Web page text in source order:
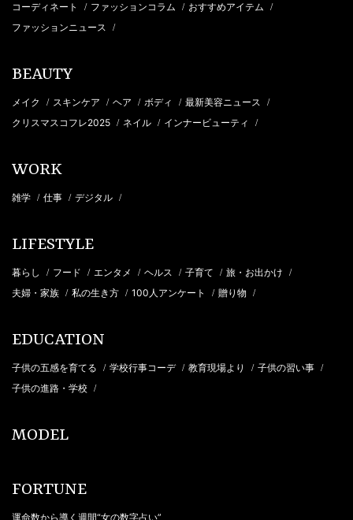
コーディネート / ファッションコラム / おすすめアイテム /
ファッションニュース /
BEAUTY
メイク / スキンケア / ヘア / ボディ / 最新美容ニュース /
クリスマスコフレ2025 / ネイル / インナービューティ /
WORK
雑学 / 仕事 / デジタル /
LIFESTYLE
暮らし / フード / エンタメ / ヘルス / 子育て / 旅・お出かけ /
夫婦・家族 / 私の生き方 / 100人アンケート / 贈り物 /
EDUCATION
子供の五感を育てる / 学校行事コーデ / 教育現場より / 子供の習い事 /
子供の進路・学校 /
MODEL
FORTUNE
運命数から導く週間“女の数字占い”